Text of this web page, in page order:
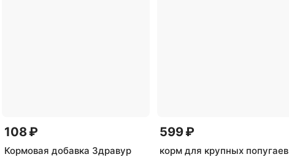
108 ₽
Кормовая добавка Здравур
599 ₽
корм для крупных попугаев